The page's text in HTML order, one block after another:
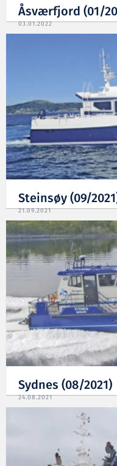
Åsværfjord (01/
03.01.2022
Steinsøy (09/
21.09.2021
Sydnes (08/2021)
24.08.2021